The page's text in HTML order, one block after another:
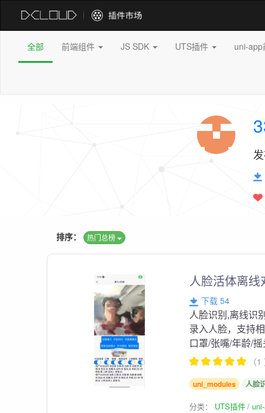
全部 前端组件 JS SDK UTS插件 uni-
排序： 热门总榜
人脸活体离
下载 54
人脸识别,离线识
录入人脸，支持
口罩/张嘴/年龄/
（
uni_modules 人脸
分类： UTS插件